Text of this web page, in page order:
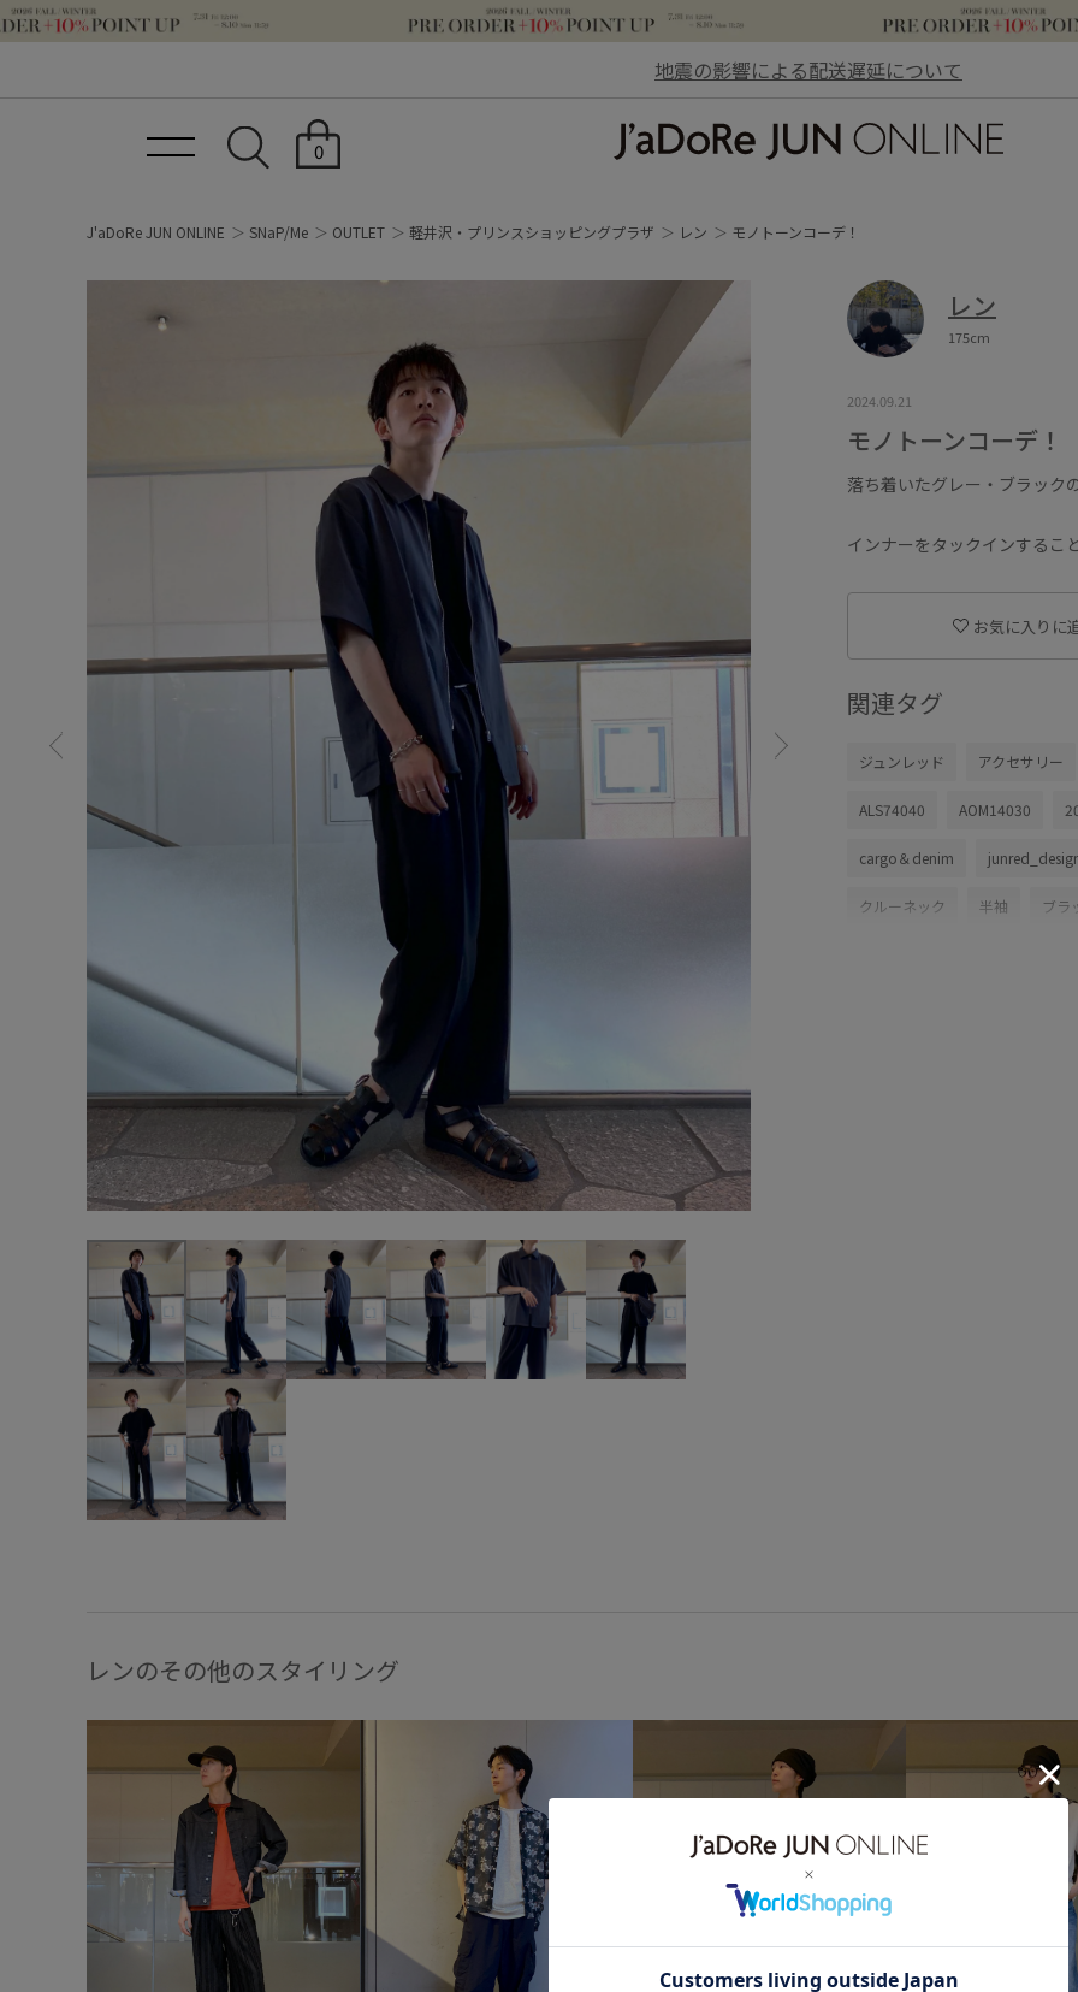
地震の影響による配送遅延について
0
J'aDoRe JUN ONLINE SNaP/Me OUTLET 軽井沢・プリンスショッピングプラザ レン モノトーンコーデ！
レン
175cm
2024.09.21
モノトーンコーデ！
落ち着いたグレー・ブラック
インナーをタックインする
お気に入りに
関連タグ
ジュンレッド アクセサリー
ALS74040 AOM14030
cargo＆denim
クルーネック 半袖 ブラ
レンのその他のスタイリング